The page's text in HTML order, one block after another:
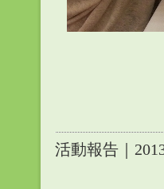
活動報告 ｜